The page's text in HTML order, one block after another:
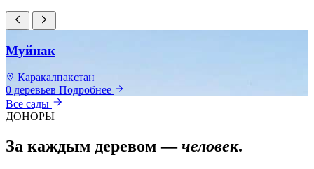
Муйнак
Каракалпакстан
0 деревьев Подробнее
Все сады
ДОНОРЫ
За каждым деревом —человек.